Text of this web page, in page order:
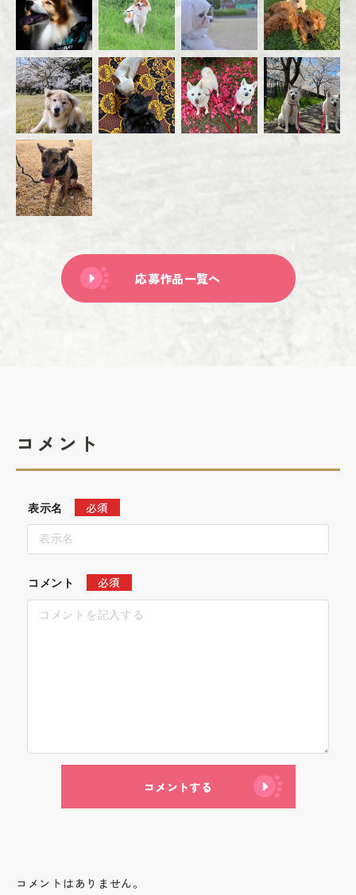
応募作品一覧へ
コメント
表示名 必須
コメント 必須
コメントする
コメントはありません。